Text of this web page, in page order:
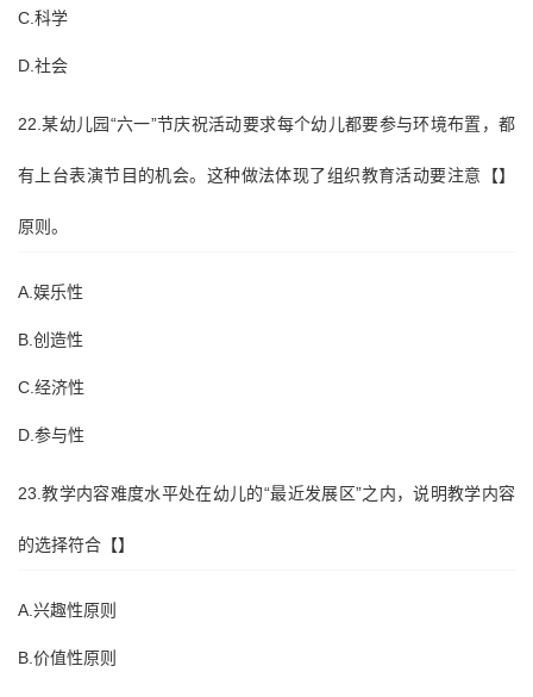
C.科学
D.社会
22.某幼儿园“六一”节庆祝活动要求每个幼儿都要参与环境布置，都
有上台表演节目的机会。这种做法体现了组织教育活动要注意【】
原则。
A.娱乐性
B.创造性
C.经济性
D.参与性
23.教学内容难度水平处在幼儿的“最近发展区”之内，说明教学内容
的选择符合【】
A.兴趣性原则
B.价值性原则